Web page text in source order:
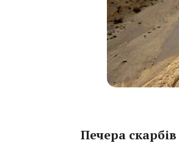
Печера скарбів